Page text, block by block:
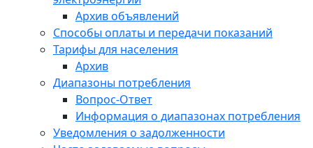
Архив объявлений
Способы оплаты и передачи показаний
Тарифы для населения
Архив
Диапазоны потребления
Вопрос-Ответ
Информация о диапазонах потребления
Уведомления о задолженности